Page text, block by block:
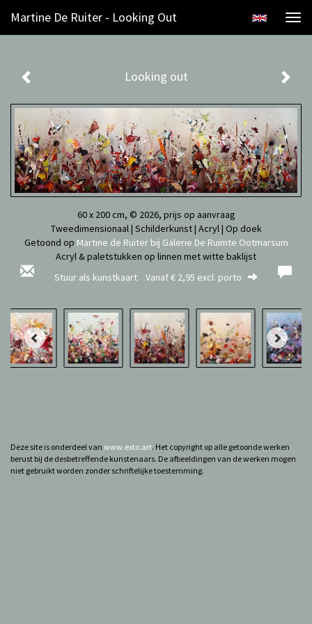
Martine De Ruiter - Looking Out
Looking out
60 x 200 cm, © 2026, prijs op aanvraag
Tweedimensionaal | Schilderkunst | Acryl | Op doek
Getoond op Martine de Ruiter bij Galerie De Ruimte Ootmarsum
Acryl & paletstukken op linnen met witte baklijst
Stuur als kunstkaart Vanaf € 2,95 excl. porto
Deze site is onderdeel van www.exto.art. Het copyright op alle getoonde werken
berust bij de desbetreffende kunstenaars. De afbeeldingen van de werken mogen
niet gebruikt worden zonder schriftelijke toestemming.